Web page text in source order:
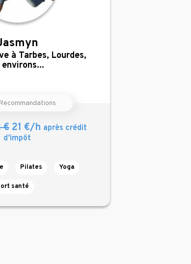
Jasmyn
à Tarbes, Lourdes,
Recommandations
€ 21 €/h après crédit
d’impôt
Pilates Yoga
santé